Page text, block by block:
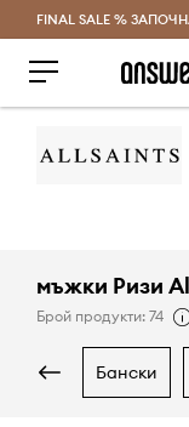
FINAL SALE %
мъжки Ризи
Брой продукти: 74
бански